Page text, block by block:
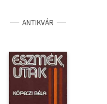
ANTIKVÁR